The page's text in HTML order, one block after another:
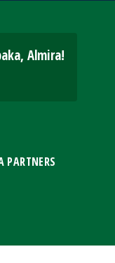
Almira!
PARTNERS